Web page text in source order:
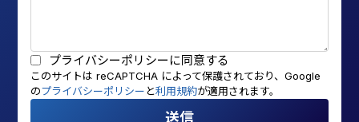
プライバシーポリシー に同意する
このサイトは reCAPTCHA によって保護されており、Google
のプライバシーポリシー と利用規約が適用されます。
送信